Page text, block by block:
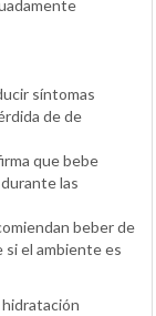
síntomas
de de
que bebe
las
beber de
si el ambiente es